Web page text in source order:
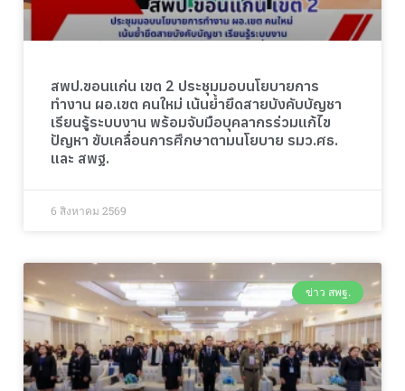
สพป.ขอนแก่น เขต 2 ประชุมมอบนโยบายการ
ทำงาน ผอ.เขต คนใหม่ เน้นย้ำยึดสายบังคับบัญชา
เรียนรู้ระบบงาน พร้อมจับมือบุคลากรร่วมแก้ไข
ปัญหา ขับเคลื่อนการศึกษาตามนโยบาย รมว.ศธ.
และ สพฐ.
6 สิงหาคม 2569
ข่าว สพฐ.